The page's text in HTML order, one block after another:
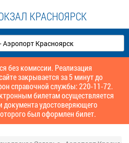
КРАСНОЯРСК
без комиссии. Реализация
закрывается за 5 минут до
справочной службы: 220-11-72.
билетам осуществляется
документа удостоверяющего
был оформлен билет.